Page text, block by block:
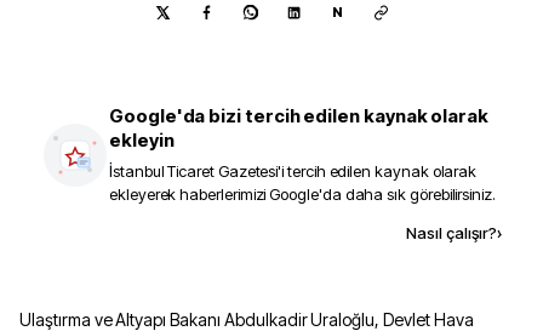
N
Google'da bizi tercih edilen kaynak olarak
ekleyin
İstanbul Ticaret Gazetesi'i tercih edilen kaynak olarak
ekleyerek haberlerimizi Google'da daha sık görebilirsiniz.
Nasıl çalışır?›
Ulaştırma ve Altyapı Bakanı Abdulkadir Uraloğlu, Devlet Hava